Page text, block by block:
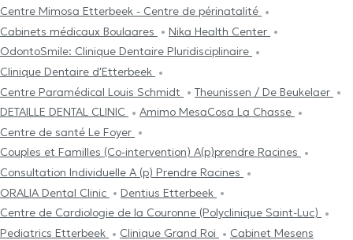
Centre Mimosa Etterbeek - Centre de périnatalité
Cabinets médicaux Boulaares
Nika Health Center
OdontoSmile: Clinique Dentaire Pluridisciplinaire
Clinique Dentaire d'Etterbeek
Centre Paramédical Louis Schmidt
Theunissen / De Beukelaer
DETAILLE DENTAL CLINIC
Amimo MesaCosa La Chasse
Centre de santé Le Foyer
Couples et Familles (Co-intervention) A(p)prendre Racines
Consultation Individuelle A (p) Prendre Racines
ORALIA Dental Clinic
Dentius Etterbeek
Centre de Cardiologie de la Couronne (Polyclinique Saint-Luc)
Pediatrics Etterbeek
Clinique Grand Roi Cabinet Mesens